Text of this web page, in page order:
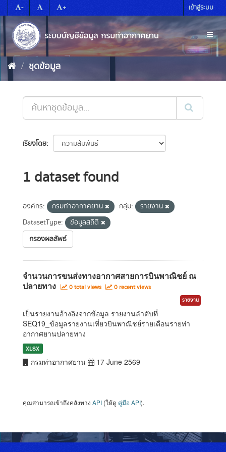
to
content
- + เข้าสู่ระบบ
ชุดข้อมูล
เรียงโดย
1 dataset found
องค์กร: กรมท่าอากาศยาน กลุ่ม:
รายงาน
DatasetType:
ข้อมูลสถิติ
กรองผลลัพธ์
จำนวนการขนส่งทางอากาศสายการบินพาณิชย์ ณ
ปลายทาง
0 total views 0 recent views
รายงาน
เป็นรายงานอ้างอิงจากข้อมูล รายงานลำดับที่
SEQ19_ข้อมูลรายงานเที่ยวบินพาณิชย์รายเดือนรายท่า
อากาศยานปลายทาง
XLSX
กรมท่าอากาศยาน 17 June 2569
คุณสามารถเข้าถึงคลังทาง API (ให้ดู คู่มือ API).